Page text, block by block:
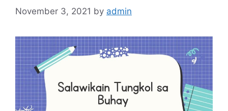
November 3, 2021 by admin